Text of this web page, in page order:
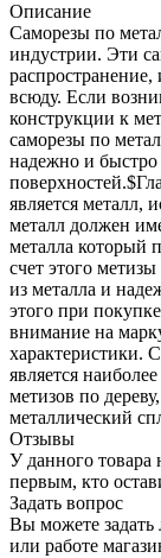
Описание
Саморезы по
индустрии. Эти
всюду. Если
конструкции к
саморезы по
надежно и быстро
является металл,
металл должен
металла который
счет этого
из металла и
этого при
внимание на
характеристики.
является
метизов по
металлический
Отзывы
У данного товара
первым, кто
Задать вопрос
Вы можете
или работе